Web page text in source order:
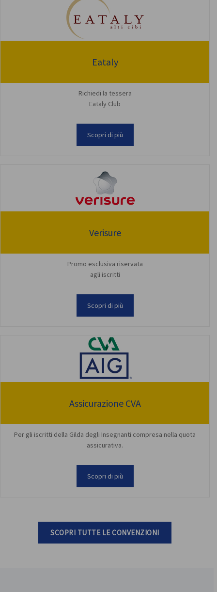
Eataly
Richiedi la tessera
Eataly Club
Scopri di più
Verisure
Promo esclusiva riservata
agli iscritti
Scopri di più
Assicurazione CVA
Per gli iscritti della Gilda degli Insegnanti compresa nella quota
assicurativa.
Scopri di più
SCOPRI TUTTE LE CONVENZIONI